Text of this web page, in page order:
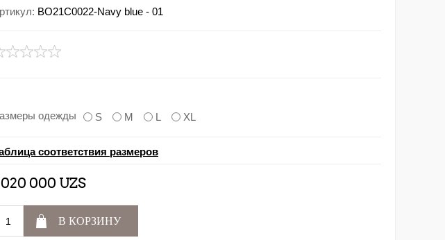
BO21C0022-Navy blue - 01
одежды S M L XL
соответствия размеров
020 000 UZS
В КОРЗИНУ